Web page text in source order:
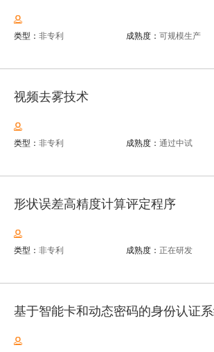
类型： 非专利 成熟度： 可规模生产
视频去雾技术
类型： 非专利 成熟度： 通过中试
形状误差高精度计算评定程序
类型： 非专利 成熟度： 正在研发
基于智能卡和动态密码的身份认证